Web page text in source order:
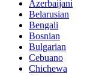
Azerbaijani
Belarusian
Bengali
Bosnian
Bulgarian
Cebuano
Chichewa